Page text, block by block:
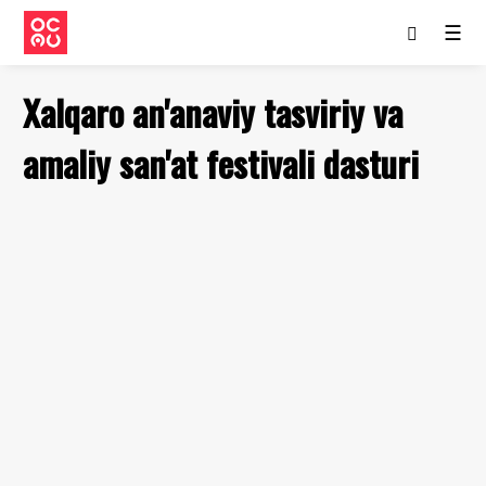
☰
Xalqaro an'anaviy tasviriy va
amaliy san'at festivali dasturi